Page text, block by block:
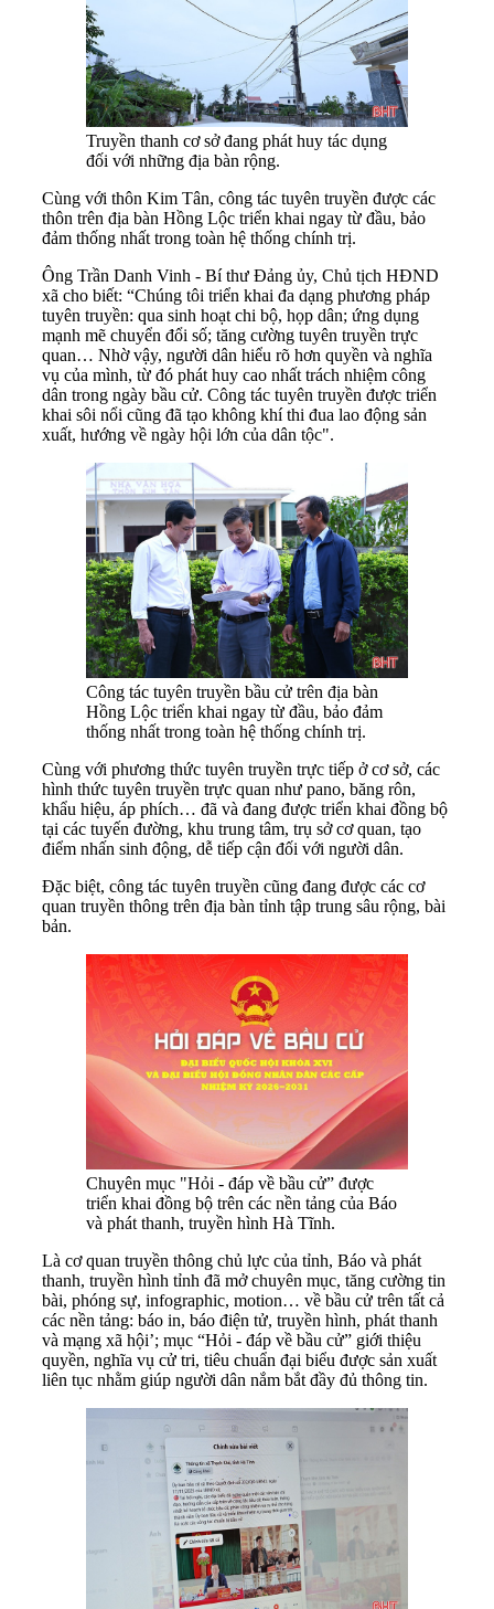
Truyền thanh cơ sở đang phát huy tác dụng
đối với những địa bàn rộng.
Cùng với thôn Kim Tân, công tác tuyên truyền được các
thôn trên địa bàn Hồng Lộc triển khai ngay từ đầu, bảo
đảm thống nhất trong toàn hệ thống chính trị.
Ông Trần Danh Vinh - Bí thư Đảng ủy, Chủ tịch HĐND
xã cho biết: “Chúng tôi triển khai đa dạng phương pháp
tuyên truyền: qua sinh hoạt chi bộ, họp dân; ứng dụng
mạnh mẽ chuyển đổi số; tăng cường tuyên truyền trực
quan… Nhờ vậy, người dân hiểu rõ hơn quyền và nghĩa
vụ của mình, từ đó phát huy cao nhất trách nhiệm công
dân trong ngày bầu cử. Công tác tuyên truyền được triển
khai sôi nổi cũng đã tạo không khí thi đua lao động sản
xuất, hướng về ngày hội lớn của dân tộc".
Công tác tuyên truyền bầu cử trên địa bàn
Hồng Lộc triển khai ngay từ đầu, bảo đảm
thống nhất trong toàn hệ thống chính trị.
Cùng với phương thức tuyên truyền trực tiếp ở cơ sở, các
hình thức tuyên truyền trực quan như pano, băng rôn,
khẩu hiệu, áp phích… đã và đang được triển khai đồng bộ
tại các tuyến đường, khu trung tâm, trụ sở cơ quan, tạo
điểm nhấn sinh động, dễ tiếp cận đối với người dân.
Đặc biệt, công tác tuyên truyền cũng đang được các cơ
quan truyền thông trên địa bàn tỉnh tập trung sâu rộng, bài
bản.
Chuyên mục "Hỏi - đáp về bầu cử” được
triển khai đồng bộ trên các nền tảng của Báo
và phát thanh, truyền hình Hà Tĩnh.
Là cơ quan truyền thông chủ lực của tỉnh, Báo và phát
thanh, truyền hình tỉnh đã mở chuyên mục, tăng cường tin
bài, phóng sự, infographic, motion… về bầu cử trên tất cả
các nền tảng: báo in, báo điện tử, truyền hình, phát thanh
và mạng xã hội’; mục “Hỏi - đáp về bầu cử” giới thiệu
quyền, nghĩa vụ cử tri, tiêu chuẩn đại biểu được sản xuất
liên tục nhằm giúp người dân nắm bắt đầy đủ thông tin.